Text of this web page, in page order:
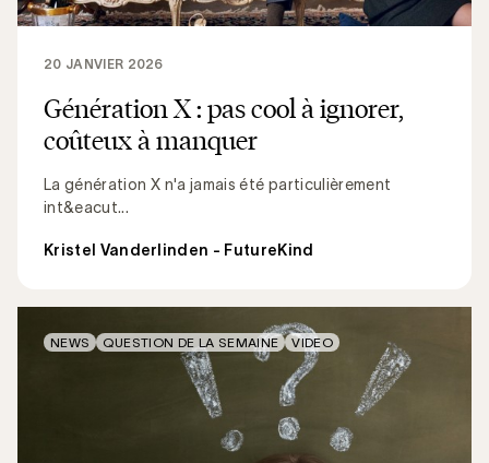
Génération X : pas cool à ignorer,
coûteux à manquer
La génération X n'a jamais été particulièrement
int&eacut...
20 JANVIER 2026
Kristel Vanderlinden - FutureKind
NEWS QUESTION DE LA SEMAINE VIDEO